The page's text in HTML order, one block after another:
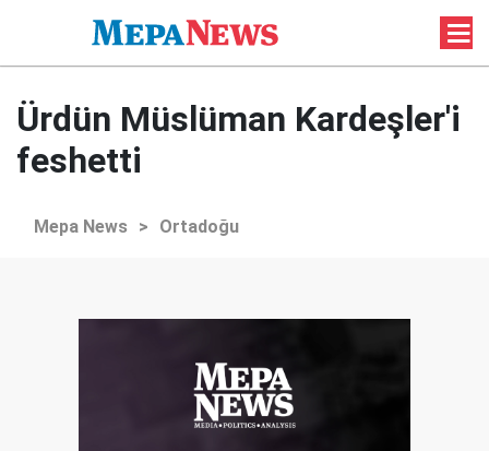
Ürdün Müslüman Kardeşler'i
feshetti
Mepa News > Ortadoğu